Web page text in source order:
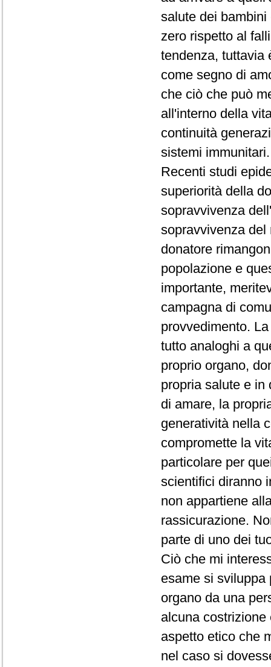
salute dei
zero rispetto al
tendenza, tuttavia
come segno di
che ciò che può
all'interno della
continuità
sistemi
Recenti studi
superiorità della
sopravvivenza
sopravvivenza
donatore
popolazione e
importante,
campagna di
provvedimento.
tutto analoghi a
proprio organo,
propria salute e in
di amare, la
generatività nella
compromette la
particolare per
scientifici diranno
non appartiene
rassicurazione.
parte di uno dei
Ciò che mi
esame si sviluppa
organo da una
alcuna
aspetto etico che
nel caso si